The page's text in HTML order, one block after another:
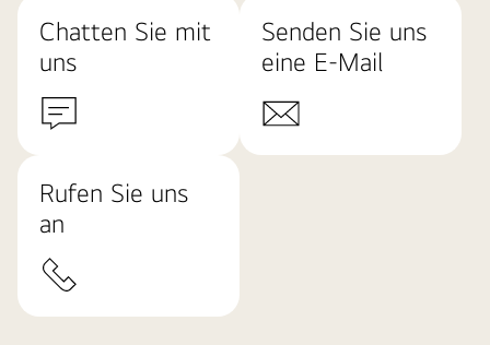
Chatten Sie mit
uns
Senden Sie uns
eine E-Mail
Rufen Sie uns
an